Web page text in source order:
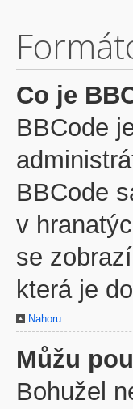
Co je
BBCode
BBCode
v
se
která je
Nahoru
Můžu
Bohužel